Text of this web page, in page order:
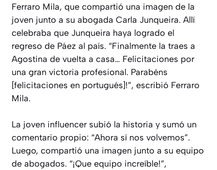
Ferraro Mila, que compartió una imagen de la
joven junto a su abogada Carla Junqueira. Allí
celebraba que Junqueira haya logrado el
regreso de Páez al país. “Finalmente la traes a
Agostina de vuelta a casa… Felicitaciones por
una gran victoria profesional. Parabéns
[felicitaciones en portugués]!”, escribió Ferraro
Mila.
La joven influencer subió la historia y sumó un
comentario propio: “Ahora sí nos volvemos”.
Luego, compartió una imagen junto a su equipo
de abogados. “¡Que equipo increíble!”,